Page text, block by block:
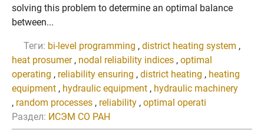
solving this problem to determine an optimal balance
between...
Теги: bi-level programming , district heating system ,
heat prosumer, nodal reliability indices , optimal
operating , reliability ensuring , district heating , heating
equipment , hydraulic equipment , hydraulic machinery
, random processes , reliability , optimal operati
Раздел: ИСЭМ СО РАН